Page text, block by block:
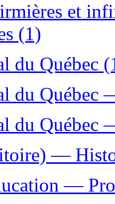
et
(1)
du Québec
du Québec
du Québec
—
—